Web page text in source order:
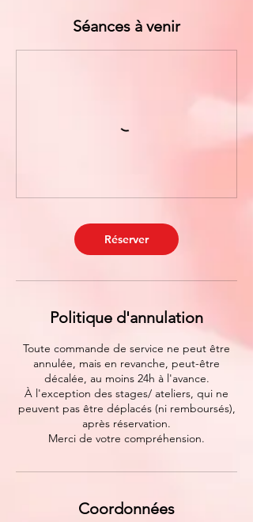
Séances à venir
Réserver
Politique d'annulation
Toute commande de service ne peut être
annulée, mais en revanche, peut-être
décalée, au moins 24h à l'avance.
À l'exception des stages/ ateliers, qui ne
peuvent pas être déplacés (ni remboursés),
après réservation.
Merci de votre compréhension.
Coordonnées